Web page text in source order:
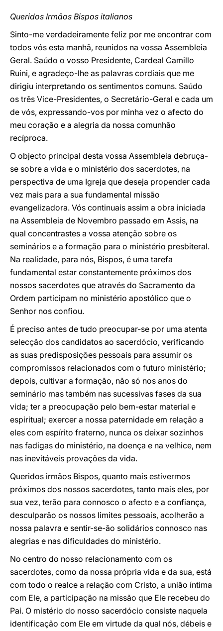
Queridos Irmãos Bispos italianos
Sinto-me verdadeiramente feliz por me encontrar com
todos vós esta manhã, reunidos na vossa Assembleia
Geral. Saúdo o vosso Presidente, Cardeal Camillo
Ruini, e agradeço-lhe as palavras cordiais que me
dirigiu interpretando os sentimentos comuns. Saúdo
os três Vice-Presidentes, o Secretário-Geral e cada um
de vós, expressando-vos por minha vez o afecto do
meu coração e a alegria da nossa comunhão
recíproca.
O objecto principal desta vossa Assembleia debruça-
se sobre a vida e o ministério dos sacerdotes, na
perspectiva de uma Igreja que deseja propender cada
vez mais para a sua fundamental missão
evangelizadora. Vós continuais assim a obra iniciada
na Assembleia de Novembro passado em Assis, na
qual concentrastes a vossa atenção sobre os
seminários e a formação para o ministério presbiteral.
Na realidade, para nós, Bispos, é uma tarefa
fundamental estar constantemente próximos dos
nossos sacerdotes que através do Sacramento da
Ordem participam no ministério apostólico que o
Senhor nos confiou.
É preciso antes de tudo preocupar-se por uma atenta
selecção dos candidatos ao sacerdócio, verificando
as suas predisposições pessoais para assumir os
compromissos relacionados com o futuro ministério;
depois, cultivar a formação, não só nos anos do
seminário mas também nas sucessivas fases da sua
vida; ter a preocupação pelo bem-estar material e
espiritual; exercer a nossa paternidade em relação a
eles com espírito fraterno, nunca os deixar sozinhos
nas fadigas do ministério, na doença e na velhice, nem
nas inevitáveis provações da vida.
Queridos irmãos Bispos, quanto mais estivermos
próximos dos nossos sacerdotes, tanto mais eles, por
sua vez, terão para connosco o afecto e a confiança,
desculparão os nossos limites pessoais, acolherão a
nossa palavra e sentir-se-ão solidários connosco nas
alegrias e nas dificuldades do ministério.
No centro do nosso relacionamento com os
sacerdotes, como da nossa própria vida e da sua, está
com todo o realce a relação com Cristo, a união íntima
com Ele, a participação na missão que Ele recebeu do
Pai. O mistério do nosso sacerdócio consiste naquela
identificação com Ele em virtude da qual nós, débeis e